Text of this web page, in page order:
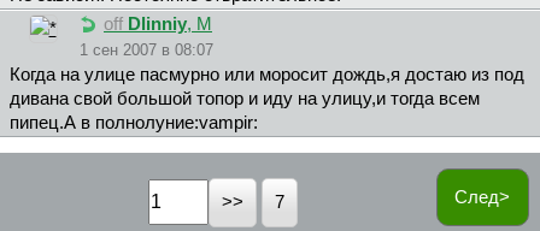
off Dlinniy, М
1 сен 2007 в 08:07
Когда на улице пасмурно или моросит дождь,я достаю из под
дивана свой большой топор и иду на улицу,и тогда всем
пипец.А в полнолуние:vampir:
След>
7